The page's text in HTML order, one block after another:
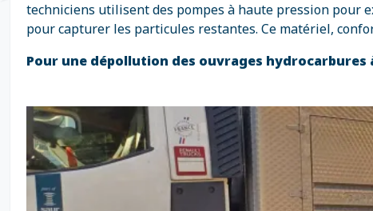
techniciens utilisent des pompes à haute pression pour
pour capturer les particules restantes. Ce matériel,
Pour une dépollution des ouvrages hydrocarbures